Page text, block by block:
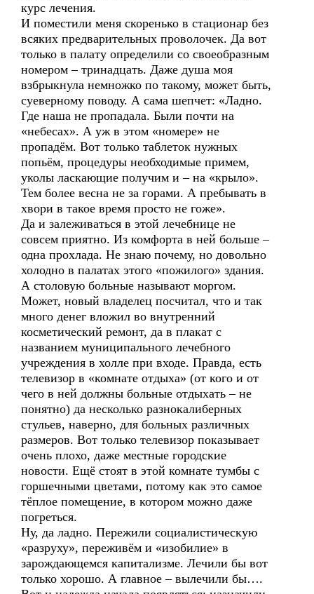
курс лечения.
И поместили меня скоренько в стационар без
всяких предварительных проволочек. Да вот
только в палату определили со своеобразным
номером – тринадцать. Даже душа моя
взбрыкнула немножко по такому, может быть,
суеверному поводу. А сама шепчет: «Ладно.
Где наша не пропадала. Были почти на
«небесах». А уж в этом «номере» не
пропадём. Вот только таблеток нужных
попьём, процедуры необходимые примем,
уколы ласкающие получим и – на «крыло».
Тем более весна не за горами. А пребывать в
хвори в такое время просто не гоже».
Да и залеживаться в этой лечебнице не
совсем приятно. Из комфорта в ней больше –
одна прохлада. Не знаю почему, но довольно
холодно в палатах этого «пожилого» здания.
А столовую больные называют моргом.
Может, новый владелец посчитал, что и так
много денег вложил во внутренний
косметический ремонт, да в плакат с
названием муниципального лечебного
учреждения в холле при входе. Правда, есть
телевизор в «комнате отдыха» (от кого и от
чего в ней должны больные отдыхать – не
понятно) да несколько разнокалиберных
стульев, наверно, для больных различных
размеров. Вот только телевизор показывает
очень плохо, даже местные городские
новости. Ещё стоят в этой комнате тумбы с
горшечными цветами, потому как это самое
тёплое помещение, в котором можно даже
погреться.
Ну, да ладно. Пережили социалистическую
«разруху», переживём и «изобилие» в
зарождающемся капитализме. Лечили бы вот
только хорошо. А главное – вылечили бы….